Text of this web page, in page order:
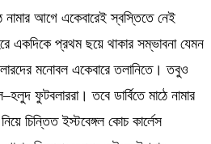
নামার আগে একেবারেই স্বস্তিতে নেই
একদিকে প্রথম ছয়ে থাকার সম্ভাবনা যেমন
মনোবল একেবারে তলানিতে। তবুও
ফুটবলাররা। তবে ডার্বিতে মাঠে নামার
চিন্তিত ইস্টবেঙ্গল কোচ কার্লেস